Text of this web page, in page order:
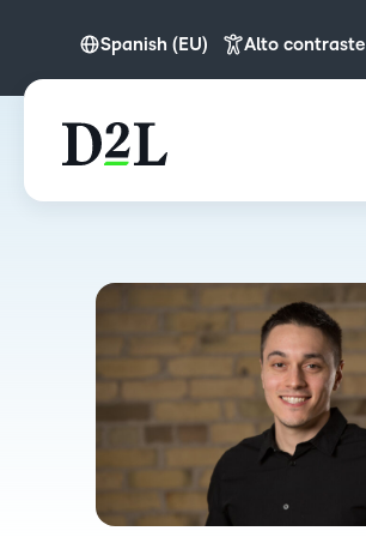
Spanish (EU)
English (APAC)
Spanish (EU)
Español (LATAM)
Alto contraste